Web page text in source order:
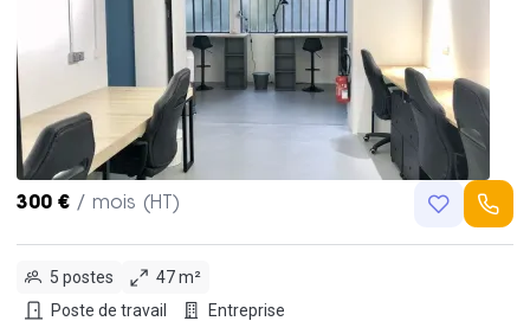
300 € / mois (HT)
5 postes
47 m²
Poste de travail
Entreprise